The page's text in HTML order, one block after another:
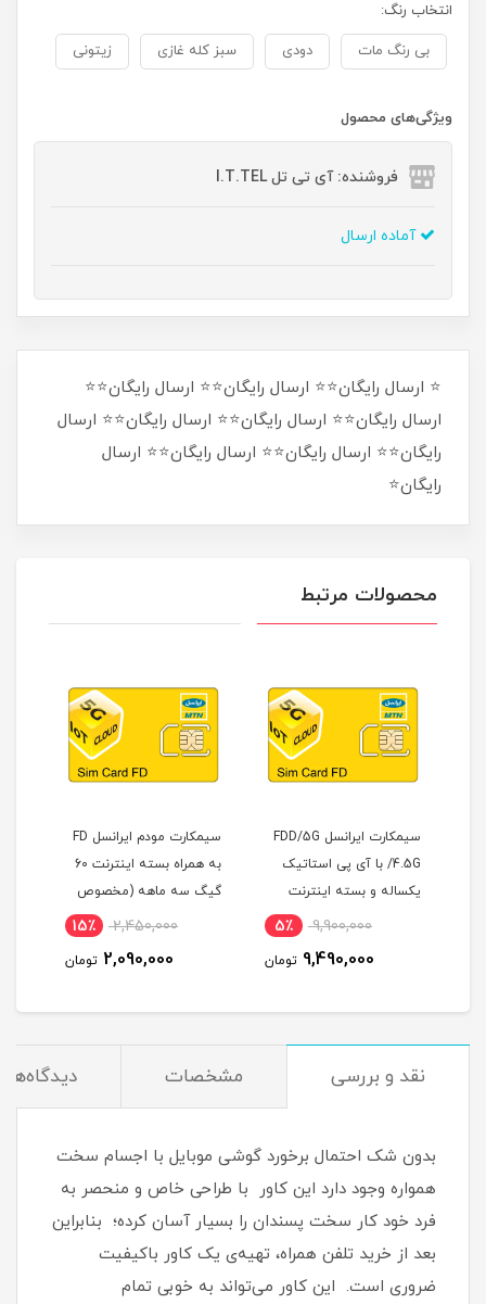
انتخاب رنگ:
بی رنگ مات دودی سبز کله غازی زیتونی
ویژگی‌های محصول
فروشنده: آی تی تل I.T.TEL
آماده ارسال
⭐ ارسال رایگان⭐⭐ ارسال رایگان⭐⭐ ارسال رایگان⭐⭐
ارسال رایگان⭐⭐ ارسال رایگان⭐⭐ ارسال رایگان⭐⭐ ارسال
رایگان⭐⭐ ارسال رایگان⭐⭐ ارسال رایگان⭐⭐ ارسال
رایگان⭐
محصولات مرتبط
سیمکارت ایرانسل FDD/5G
/4.5G با آی پی استاتیک
یکساله و بسته اینترنت
200 گیگ یکساله
9,900,000 5٪
9,490,000 تومان
سیمکارت مودم ایرانسل FD
به همراه بسته اینترنت 60
گیگ سه ماهه (مخصوص
2,450,000 15٪
2,090,000 تومان
نقد و بررسی مشخصات دیدگاه‌ها
بدون شک احتمال برخورد گوشی موبایل با اجسام سخت
همواره وجود دارد این کاور با طراحی خاص و منحصر به
فرد خود کار سخت پسندان را بسیار آسان کرده؛ بنابراین
بعد از خرید تلفن همراه، تهیه‌ی یک کاور با‌کیفیت
ضروری است‏.‏ این کاور می‌تواند به خوبی تمام